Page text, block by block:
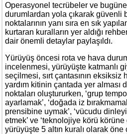
Operasyonel tecrübeler ve bugüne
durumlardan yola çıkarak güvenli
noktalarının yanı sıra en sık
kurtaran kuralların yer aldığı
dair önemli detaylar paylaşıldı.
Yürüyüş öncesi rota ve hava
incelenmesi, yürüyüşte katmanlı
seçilmesi, sırt çantasının eksiksiz
yardım kitinin çantada yer alması
noktaları oluştururken, ‘grup
ayarlamak’, ‘doğada iz
prensibine uymak’, ‘vücudu
etmek’ ve ‘teknolojiye körü
yürüyüşte 5 altın kuralı olarak öne